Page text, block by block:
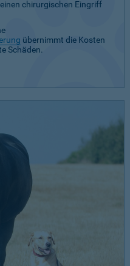
chirurgischen Eingriff
übernimmt die Kosten
Schäden.